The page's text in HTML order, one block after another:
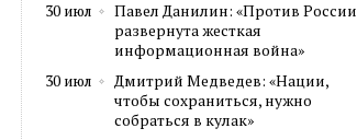
30 июл
Павел Данилин: «Против России
развернута жесткая
информационная война»
30 июл
Дмитрий Медведев: «Нации,
чтобы сохраниться, нужно
собраться в кулак»